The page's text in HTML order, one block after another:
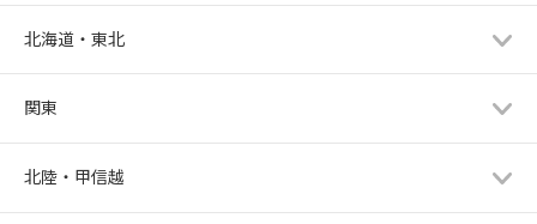
北海道・東北
関東
北陸・甲信越